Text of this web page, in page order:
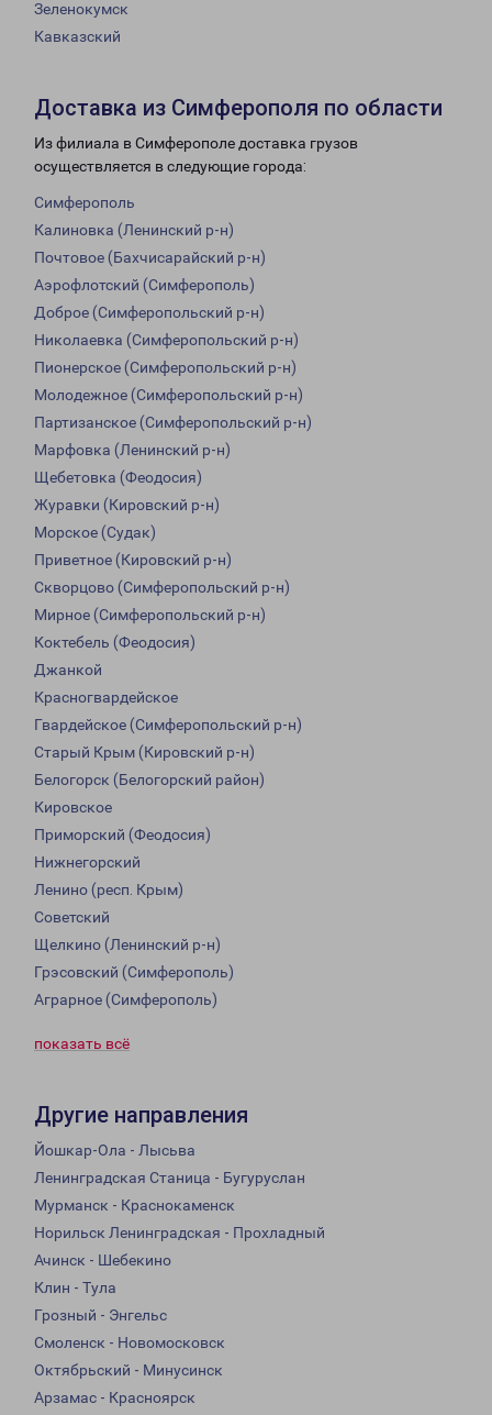
Зеленокумск
Кавказский
Доставка из Симферополя по области
Из филиала в Симферополе доставка грузов
осуществляется в следующие города:
Симферополь
Калиновка (Ленинский р-н)
Почтовое (Бахчисарайский р-н)
Аэрофлотский (Симферополь)
Доброе (Симферопольский р-н)
Николаевка (Симферопольский р-н)
Пионерское (Симферопольский р-н)
Молодежное (Симферопольский р-н)
Партизанское (Симферопольский р-н)
Марфовка (Ленинский р-н)
Щебетовка (Феодосия)
Журавки (Кировский р-н)
Морское (Судак)
Приветное (Кировский р-н)
Скворцово (Симферопольский р-н)
Мирное (Симферопольский р-н)
Коктебель (Феодосия)
Джанкой
Красногвардейское
Гвардейское (Симферопольский р-н)
Старый Крым (Кировский р-н)
Белогорск (Белогорский район)
Кировское
Приморский (Феодосия)
Нижнегорский
Ленино (респ. Крым)
Советский
Щелкино (Ленинский р-н)
Грэсовский (Симферополь)
Аграрное (Симферополь)
показать всё
Другие направления
Йошкар-Ола - Лысьва
Ленинградская Станица - Бугуруслан
Мурманск - Краснокаменск
Норильск Ленинградская - Прохладный
Ачинск - Шебекино
Клин - Тула
Грозный - Энгельс
Смоленск - Новомосковск
Октябрьский - Минусинск
Арзамас - Красноярск